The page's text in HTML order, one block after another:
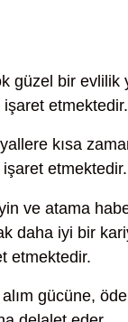
güzel bir evlilik
işaret etmektedir.
kısa
etmektedir.
ve atama
daha iyi bir
etmektedir.
alım gücüne,